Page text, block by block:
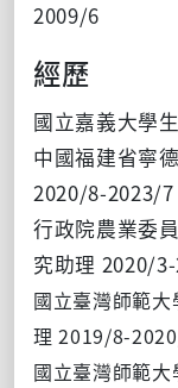
2009/6
經歷
國立嘉義大學
中國福建省寧
2020/8-2023/7
行政院農業委
究助理 2020/
國立臺灣師範
理 2019/8-
國立臺灣師範